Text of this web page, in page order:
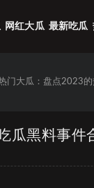
网红大瓜 最新吃瓜
门大瓜：盘点2023的
瓜黑料事件